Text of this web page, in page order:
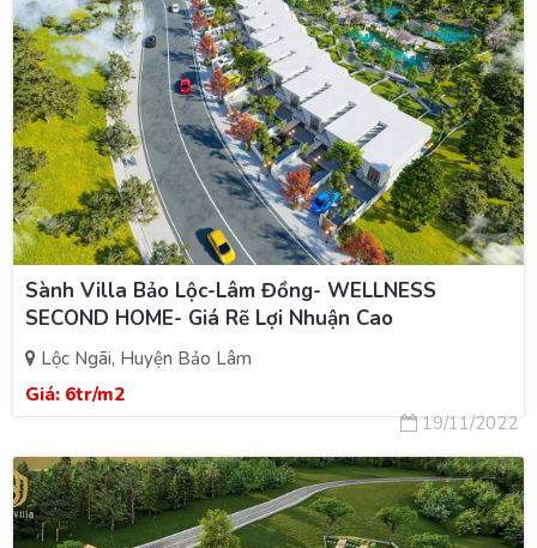
Sành Villa Bảo Lộc-Lâm Đồng- WELLNESS
SECOND HOME- Giá Rẽ Lợi Nhuận Cao
Lộc Ngãi, Huyện Bảo Lâm
Giá: 6tr/m2
19/11/2022